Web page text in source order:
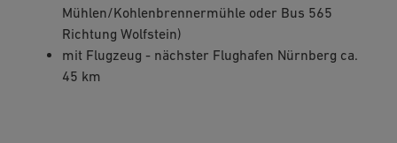
Mühlen/Kohlenbrennermühle oder Bus 565
Richtung Wolfstein)
mit Flugzeug - nächster Flughafen Nürnberg ca.
45 km